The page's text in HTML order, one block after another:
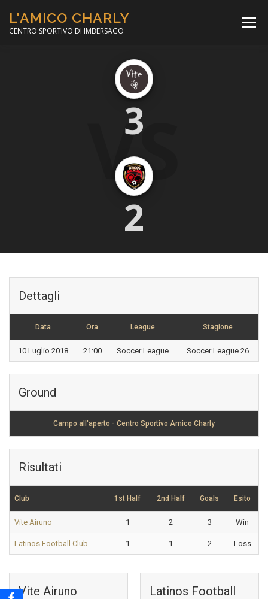
contenuto
L'AMICO CHARLY
CENTRO SPORTIVO DI IMBERSAGO
Menù
CORSO CALCIO A 5
MINIBASKET
VS
3
2
Dettagli
Data Ora League Stagione
10 Luglio 2018 21:00 Soccer League Soccer League 26
Ground
Campo all'aperto - Centro Sportivo Amico Charly
Risultati
Club 1st Half 2nd Half Goals Esito
Vite Airuno 1 2 3 Win
Latinos Football Club 1 1 2 Loss
Vite Airuno
Latinos Football